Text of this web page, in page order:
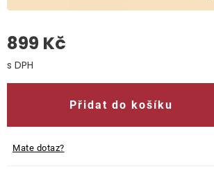
Naše katalogy
O nás
Kontakty
899 Kč
Přidat do košíku
Mate dotaz?